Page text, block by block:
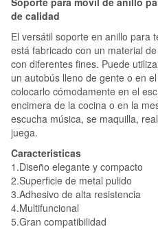
de calidad
El versátil soporte en anillo para
está fabricado con un material
con diferentes fines. Puede
un autobús lleno de gente o en
colocarlo cómodamente en el
encimera de la cocina o en la
escucha música, se maquilla,
juega.
Caracteristicas
1.Diseño elegante y compacto
2.Superficie de metal pulido
3.Adhesivo de alta resistencia
4.Multifuncional
5.Gran compatibilidad